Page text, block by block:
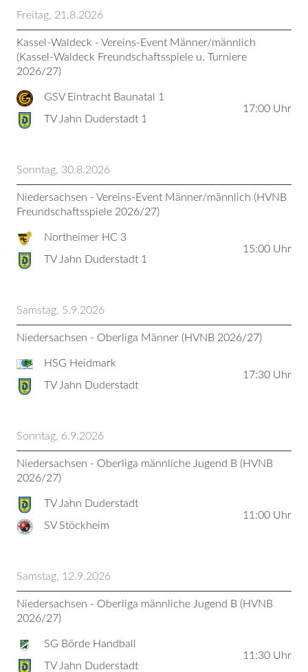
Freitag, 21.8.2026
Kassel-Waldeck - Vereins-Event Männer/männlich
(Kassel-Waldeck Freundschaftsspiele u. Turniere
2026/27)
GSV Eintracht Baunatal 1
TV Jahn Duderstadt 1
17:00 Uhr
Sonntag, 30.8.2026
Niedersachsen - Vereins-Event Männer/männlich (HVNB
Freundschaftsspiele 2026/27)
Northeimer HC 3
TV Jahn Duderstadt 1
15:00 Uhr
Samstag, 5.9.2026
Niedersachsen - Oberliga Männer (HVNB 2026/27)
HSG Heidmark
TV Jahn Duderstadt
17:30 Uhr
Sonntag, 6.9.2026
Niedersachsen - Oberliga männliche Jugend B (HVNB
2026/27)
TV Jahn Duderstadt
SV Stöckheim
11:00 Uhr
Samstag, 12.9.2026
Niedersachsen - Oberliga männliche Jugend B (HVNB
2026/27)
SG Börde Handball
TV Jahn Duderstadt
11:30 Uhr